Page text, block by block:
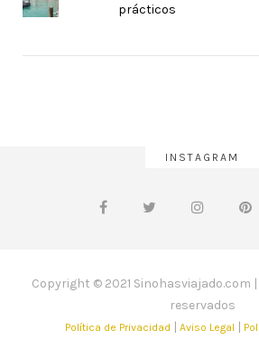
prácticos
INSTAGRAM
Copyright © 2021 Sinohasviajado.com
reservados
Política de Privacidad | Aviso Legal |